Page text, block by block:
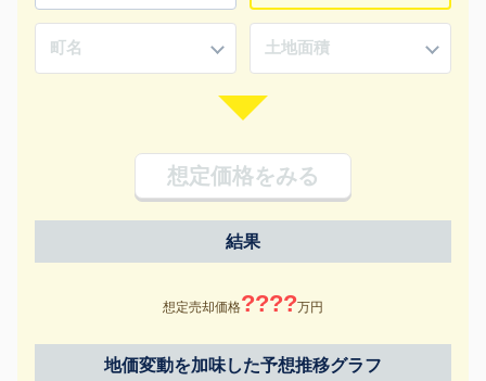
想定価格をみる
結果
想定売却価格????万円
地価変動を加味した予想推移グラフ